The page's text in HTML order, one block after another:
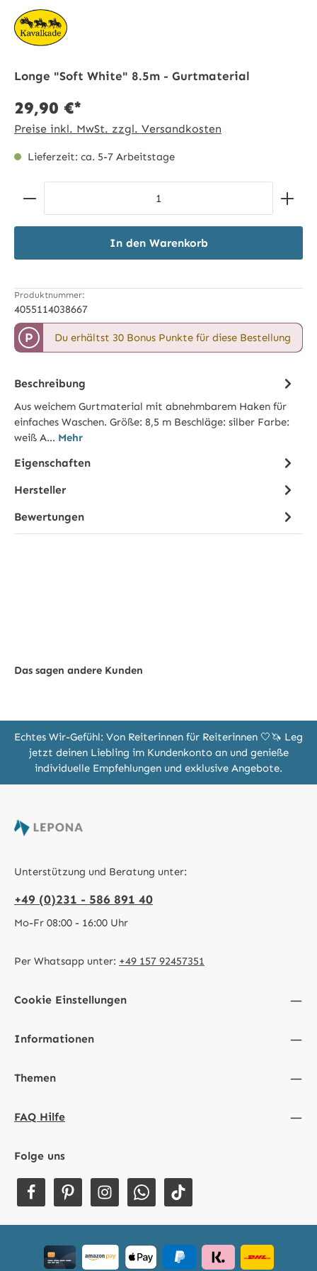
Longe "Soft White" 8.5m - Gurtmaterial
29,90 €*
Preise inkl. MwSt. zzgl. Versandkosten
Lieferzeit: ca. 5-7 Arbeitstage
Produkt Anzahl: Gib den gewünschten Wert ein
In den Warenkorb
Produktnummer:
4055114038667
P Du erhältst 30 Bonus Punkte für diese Bestellung
Beschreibung
Aus weichem Gurtmaterial mit abnehmbarem Haken für
einfaches Waschen. Größe: 8,5 m Beschläge: silber Farbe:
weiß A… Mehr
Eigenschaften
Hersteller
Bewertungen
Das sagen andere Kunden
Echtes Wir-Gefühl: Von Reiterinnen für Reiterinnen 🤍🦄 Leg
jetzt deinen Liebling im Kundenkonto an und genieße
individuelle Empfehlungen und exklusive Angebote.
Unterstützung und Beratung unter:
+49 (0)231 - 586 891 40
Mo-Fr 08:00 - 16:00 Uhr
Per Whatsapp unter: +49 157 92457351
Cookie Einstellungen
Informationen
Themen
FAQ Hilfe
Folge uns